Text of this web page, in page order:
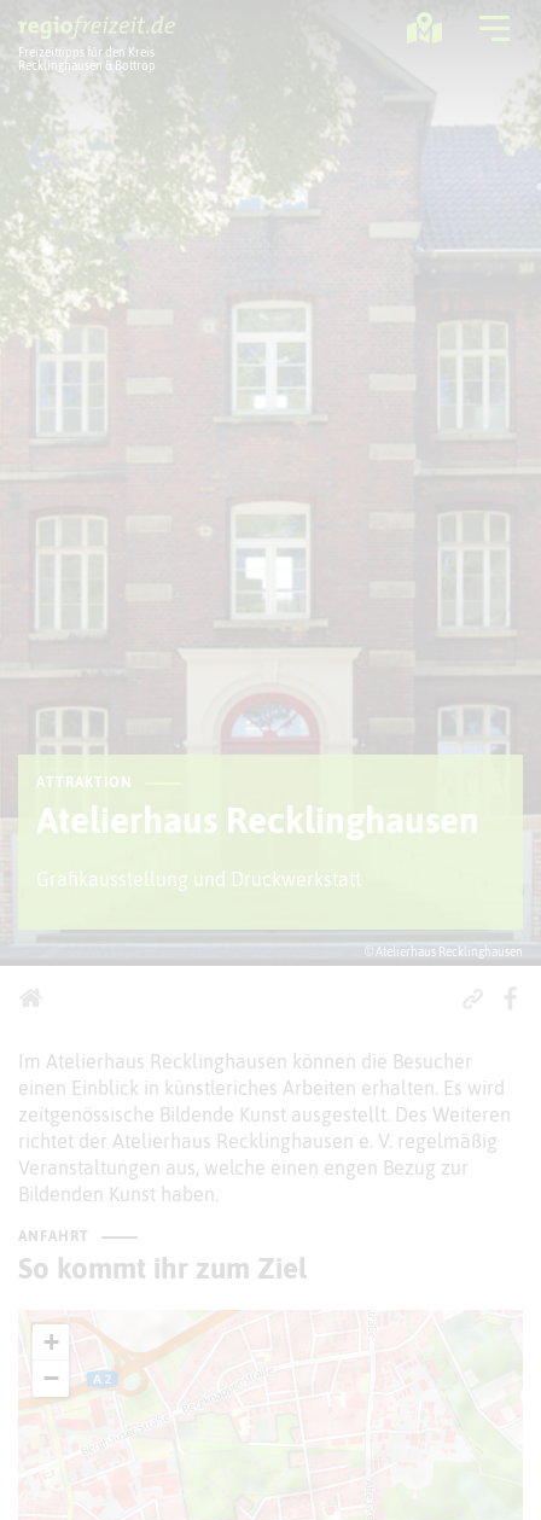
Freizeittipps für den Kreis
Recklinghausen & Bottrop
Ausflugstipps
Sport + Bewegung
Aktuelles
Freizeitregion
© Atelierhaus Recklinghausen
ATTRAKTION
Atelierhaus Recklinghausen
Grafikausstellung und Druckwerkstatt
Im Atelierhaus Recklinghausen können die Besucher
einen Einblick in künstleriches Arbeiten erhalten. Es wird
zeitgenössische Bildende Kunst ausgestellt. Des Weiteren
richtet der Atelierhaus Recklinghausen e. V. regelmäßig
Veranstaltungen aus, welche einen engen Bezug zur
Bildenden Kunst haben.
ANFAHRT
So kommt ihr zum Ziel
+
−